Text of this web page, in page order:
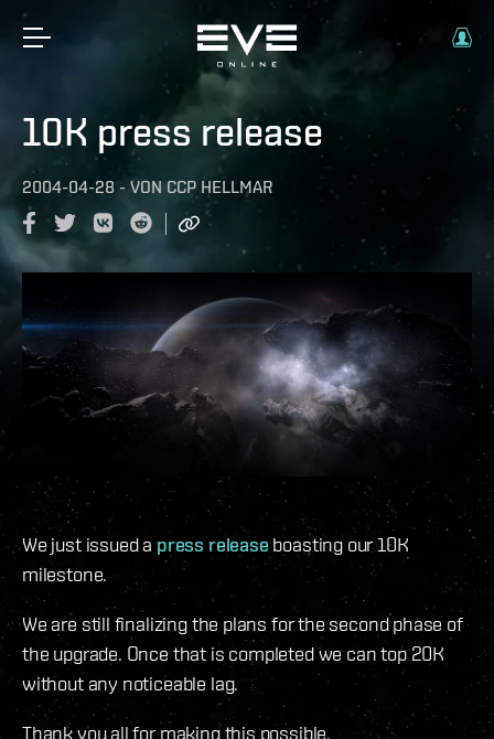
10K press release
2004-04-28 - VON CCP HELLMAR
We just issued a press release boasting our 10K
milestone.
We are still finalizing the plans for the second phase of
the upgrade. Once that is completed we can top 20K
without any noticeable lag.
Thank you all for making this possible.